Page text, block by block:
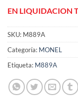
EN LIQUIDACION
SKU: M889A
Categoría: MONEL
Etiqueta: M889A